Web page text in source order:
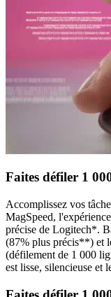
Faites défiler 1
Accomplissez vos
MagSpeed,
précise de Logitech*.
(87% plus précis**) et
(défilement de 1 000
est lisse, silencieuse et